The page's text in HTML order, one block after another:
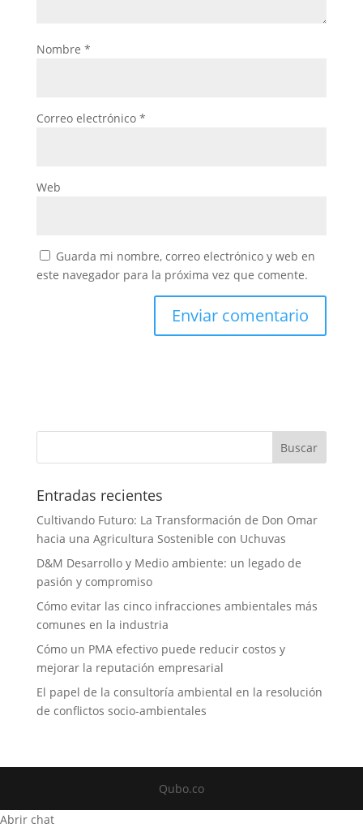
Nombre *
Correo electrónico *
Web
Guarda mi nombre, correo electrónico y web en
este navegador para la próxima vez que comente.
Entradas recientes
Cultivando Futuro: La Transformación de Don Omar
hacia una Agricultura Sostenible con Uchuvas
D&M Desarrollo y Medio ambiente: un legado de
pasión y compromiso
Cómo evitar las cinco infracciones ambientales más
comunes en la industria
Cómo un PMA efectivo puede reducir costos y
mejorar la reputación empresarial
El papel de la consultoría ambiental en la resolución
de conflictos socio-ambientales
Qubo.co
Abrir chat